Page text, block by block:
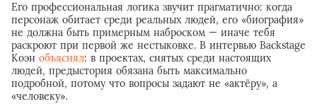
Его профессиональная логика звучит прагматично: когда
персонаж обитает среди реальных людей, его «биография»
не должна быть примерным наброском — иначе тебя
раскроют при первой же нестыковке. В интервью Backstage
Коэн объяснял: в проектах, снятых среди настоящих
людей, предыстория обязана быть максимально
подробной, потому что вопросы задают не «актёру», а
«человеку».